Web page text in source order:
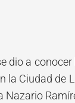
dio a conocer
la Ciudad de